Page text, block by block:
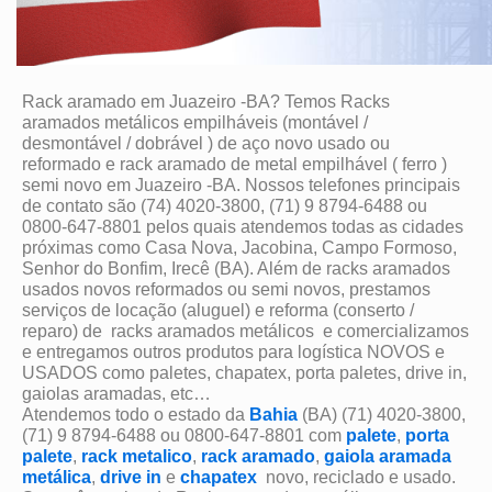
Rack aramado em Juazeiro -BA? Temos Racks
aramados metálicos empilháveis (montável /
desmontável / dobrável ) de aço novo usado ou
reformado e rack aramado de metal empilhável ( ferro )
semi novo em Juazeiro -BA. Nossos telefones principais
de contato são (74) 4020-3800, (71) 9 8794-6488 ou
0800-647-8801 pelos quais atendemos todas as cidades
próximas como Casa Nova, Jacobina, Campo Formoso,
Senhor do Bonfim, Irecê (BA). Além de racks aramados
usados novos reformados ou semi novos, prestamos
serviços de locação (aluguel) e reforma (conserto /
reparo) de racks aramados metálicos e comercializamos
e entregamos outros produtos para logística NOVOS e
USADOS como paletes, chapatex, porta paletes, drive in,
gaiolas aramadas, etc…
Atendemos todo o estado da Bahia (BA) (71) 4020-3800,
(71) 9 8794-6488 ou 0800-647-8801 com palete, porta
palete, rack metalico, rack aramado, gaiola aramada
metálica, drive in e chapatex novo, reciclado e usado.